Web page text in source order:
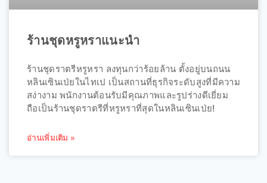
ร้านชุดหรูหราแนะนำ
ร้านชุดราตรีหรูหรา ลงทุนกว่าร้อยล้าน ตั้งอยู่บนถนน
หลินเซินเป่ยในไทเป เป็นสถานที่ธุรกิจระดับสูงที่มีความ
สง่างาม พนักงานต้อนรับมีคุณภาพและรูปร่างดีเยี่ยม
ถือเป็นร้านชุดราตรีที่หรูหราที่สุดในหลินเซินเป่ย!
อ่านเพิ่มเติม »